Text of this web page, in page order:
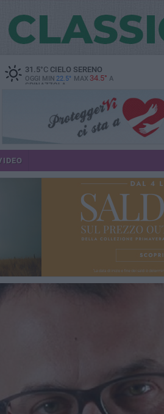
31.5°CCIELO SERENO
OGGI MIN 22.5° MAX 34.5° A
SPINAZZOLA